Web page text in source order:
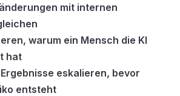
mit internen
warum ein Mensch die KI
hat
eskalieren, bevor
entsteht